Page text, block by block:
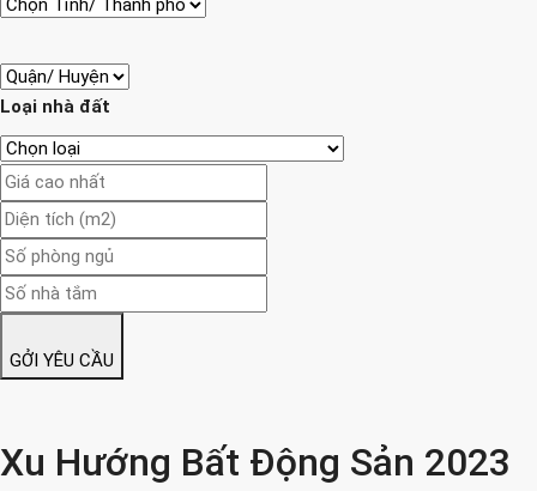
Loại nhà đất
GỞI YÊU CẦU
Xu Hướng Bất Động Sản 2023